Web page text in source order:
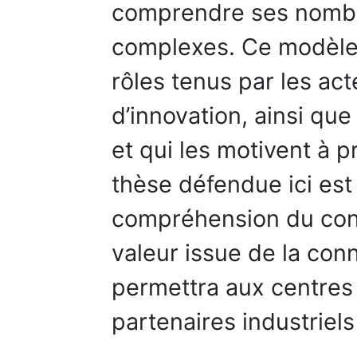
comprendre ses
complexes. Ce
rôles tenus par les
d’innovation, ainsi
et qui les motivent à
thèse défendue ici est
compréhension du
valeur issue de la
permettra aux
partenaires